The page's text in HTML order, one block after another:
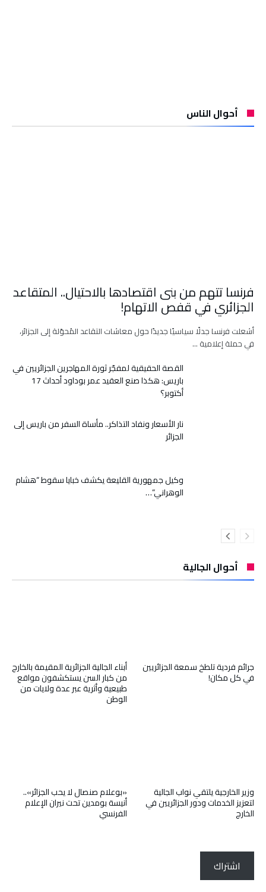
أحوال الناس
فرنسا تتهم من بنى اقتصادها بالاحتيال.. المتقاعد
الجزائري في قفص الاتهام!
أشعلت فرنسا جدلًا سياسيًا جديدًا حول معاشات التقاعد المُحوّلة إلى الجزائر،
في حملة إعلامية …
القصة الحقيقية لمفجّر ثورة المهاجرين الجزائريين في
باريس: هكذا صنع العقيد عمر بوداود أحداث 17
أكتوبر؟
نار الأسعار ونفاد التذاكر.. مأساة السفر من باريس إلى
الجزائر
وكيل جمهورية القليعة يكشف خبايا سقوط “هشام
الوهراني”…
أحوال الجالية
أبناء الجالية الجزائرية المقيمة بالخارج
من كبار السن يستكشفون مواقع
طبيعية وأثرية عبر عدة ولايات من
الوطن
جرائم فردية تلطخ سمعة الجزائريين
في كل مكان!
«بوعلام صنصال لا يحب الجزائر»..
أنيسة بومدين تحت نيران الإعلام
الفرنسي
وزير الخارجية يلتقي نواب الجالية
لتعزيز الخدمات ودور الجزائريين في
الخارج
اشتراك